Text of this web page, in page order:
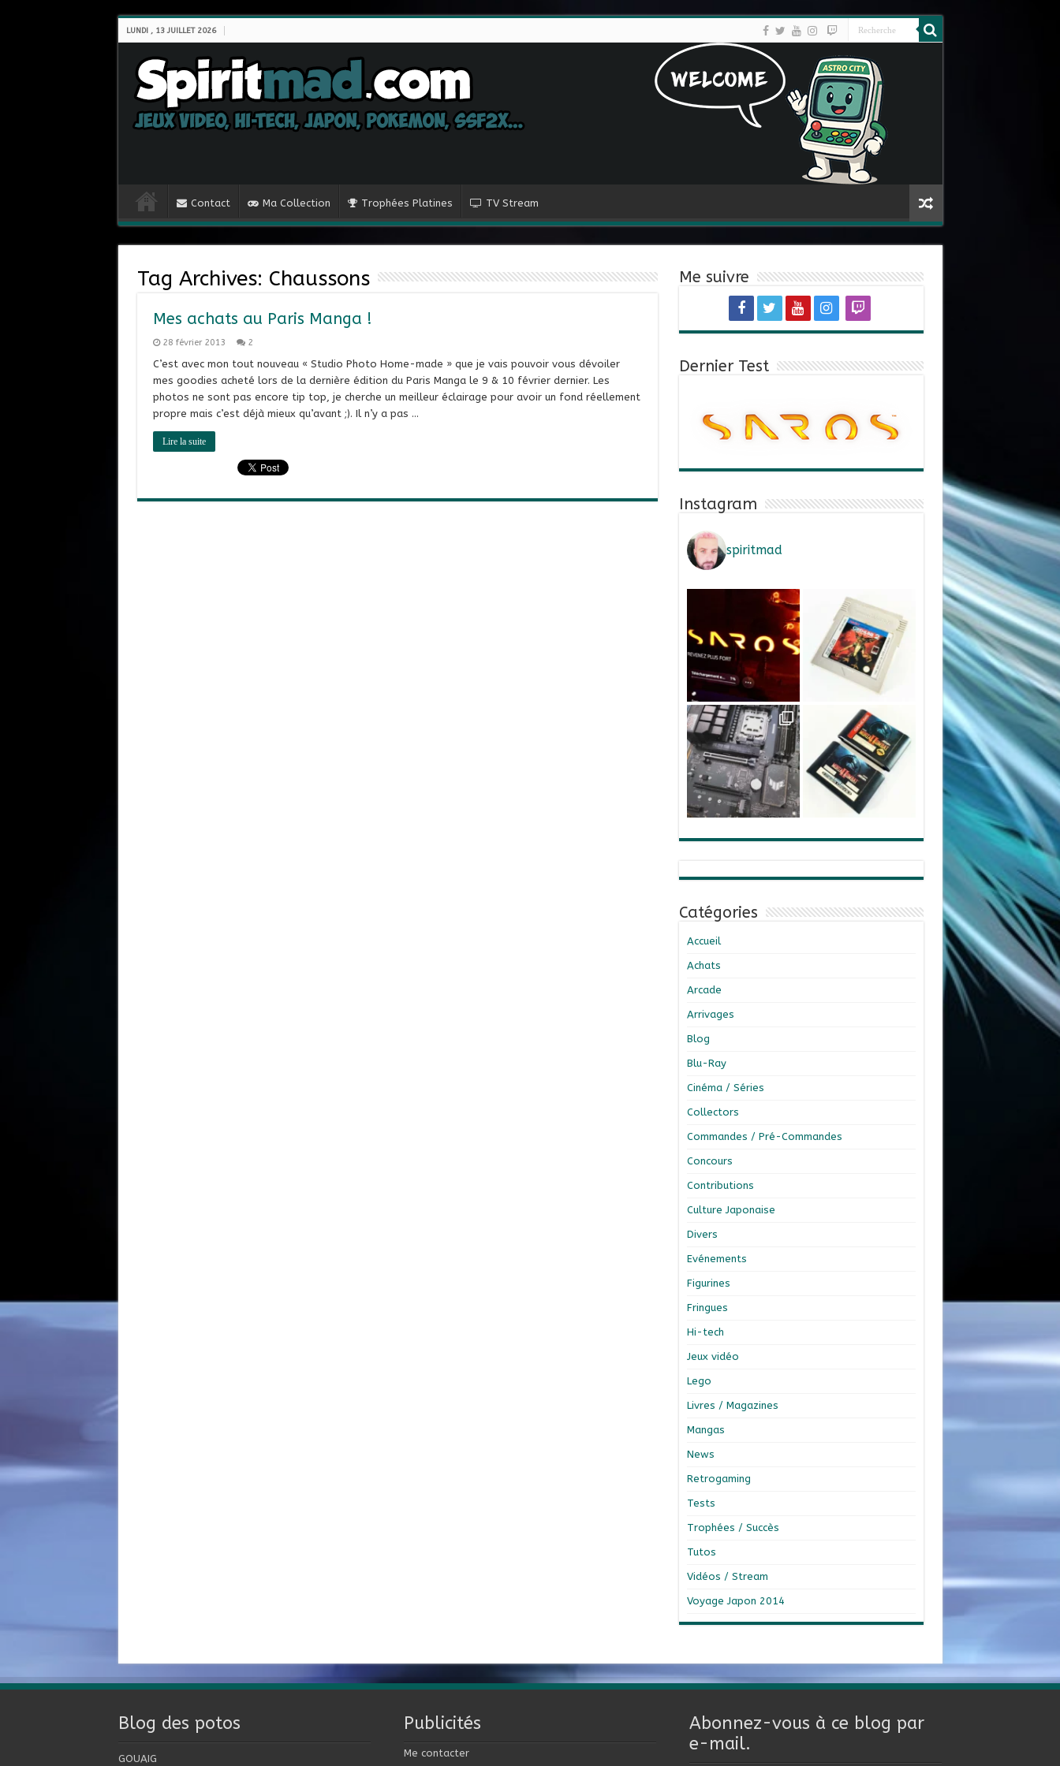
LUNDI , 13 JUILLET 2026
Contact Ma Collection Trophées Platines TV Stream
Tag Archives: Chaussons
Mes achats au Paris Manga !
28 février 2013 2
C’est avec mon tout nouveau « Studio Photo Home-made » que je vais pouvoir vous dévoiler
mes goodies acheté lors de la dernière édition du Paris Manga le 9 & 10 février dernier. Les
photos ne sont pas encore tip top, je cherche un meilleur éclairage pour avoir un fond réellement
propre mais c’est déjà mieux qu’avant ;). Il n’y a pas …
Lire la suite
Me suivre
Dernier Test
Instagram
spiritmad
Catégories
Accueil
Achats
Arcade
Arrivages
Blog
Blu-Ray
Cinéma / Séries
Collectors
Commandes / Pré-Commandes
Concours
Contributions
Culture Japonaise
Divers
Evénements
Figurines
Fringues
Hi-tech
Jeux vidéo
Lego
Livres / Magazines
Mangas
News
Retrogaming
Tests
Trophées / Succès
Tutos
Vidéos / Stream
Voyage Japon 2014
Blog des potos
GOUAIG
Publicités
Me contacter
Abonnez-vous à ce blog par
e-mail.